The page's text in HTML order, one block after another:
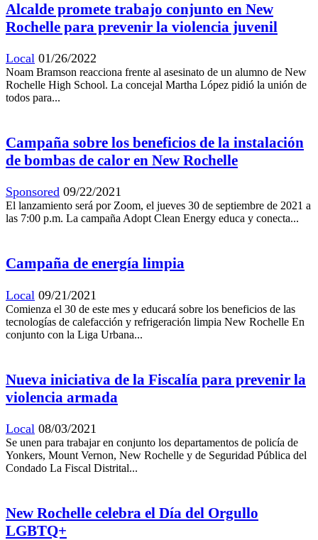
Alcalde promete trabajo conjunto en New
Rochelle para prevenir la violencia juvenil
Local 01/26/2022
Noam Bramson reacciona frente al asesinato de un alumno de New
Rochelle High School. La concejal Martha López pidió la unión de
todos para...
Campaña sobre los beneficios de la instalación
de bombas de calor en New Rochelle
Sponsored 09/22/2021
El lanzamiento será por Zoom, el jueves 30 de septiembre de 2021 a
las 7:00 p.m. La campaña Adopt Clean Energy educa y conecta...
Campaña de energía limpia
Local 09/21/2021
Comienza el 30 de este mes y educará sobre los beneficios de las
tecnologías de calefacción y refrigeración limpia New Rochelle En
conjunto con la Liga Urbana...
Nueva iniciativa de la Fiscalía para prevenir la
violencia armada
Local 08/03/2021
Se unen para trabajar en conjunto los departamentos de policía de
Yonkers, Mount Vernon, New Rochelle y de Seguridad Pública del
Condado La Fiscal Distrital...
New Rochelle celebra el Día del Orgullo
LGBTQ+